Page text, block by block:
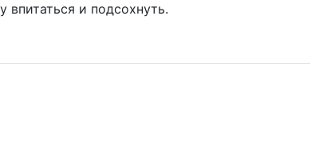
впитаться и подсохнуть.